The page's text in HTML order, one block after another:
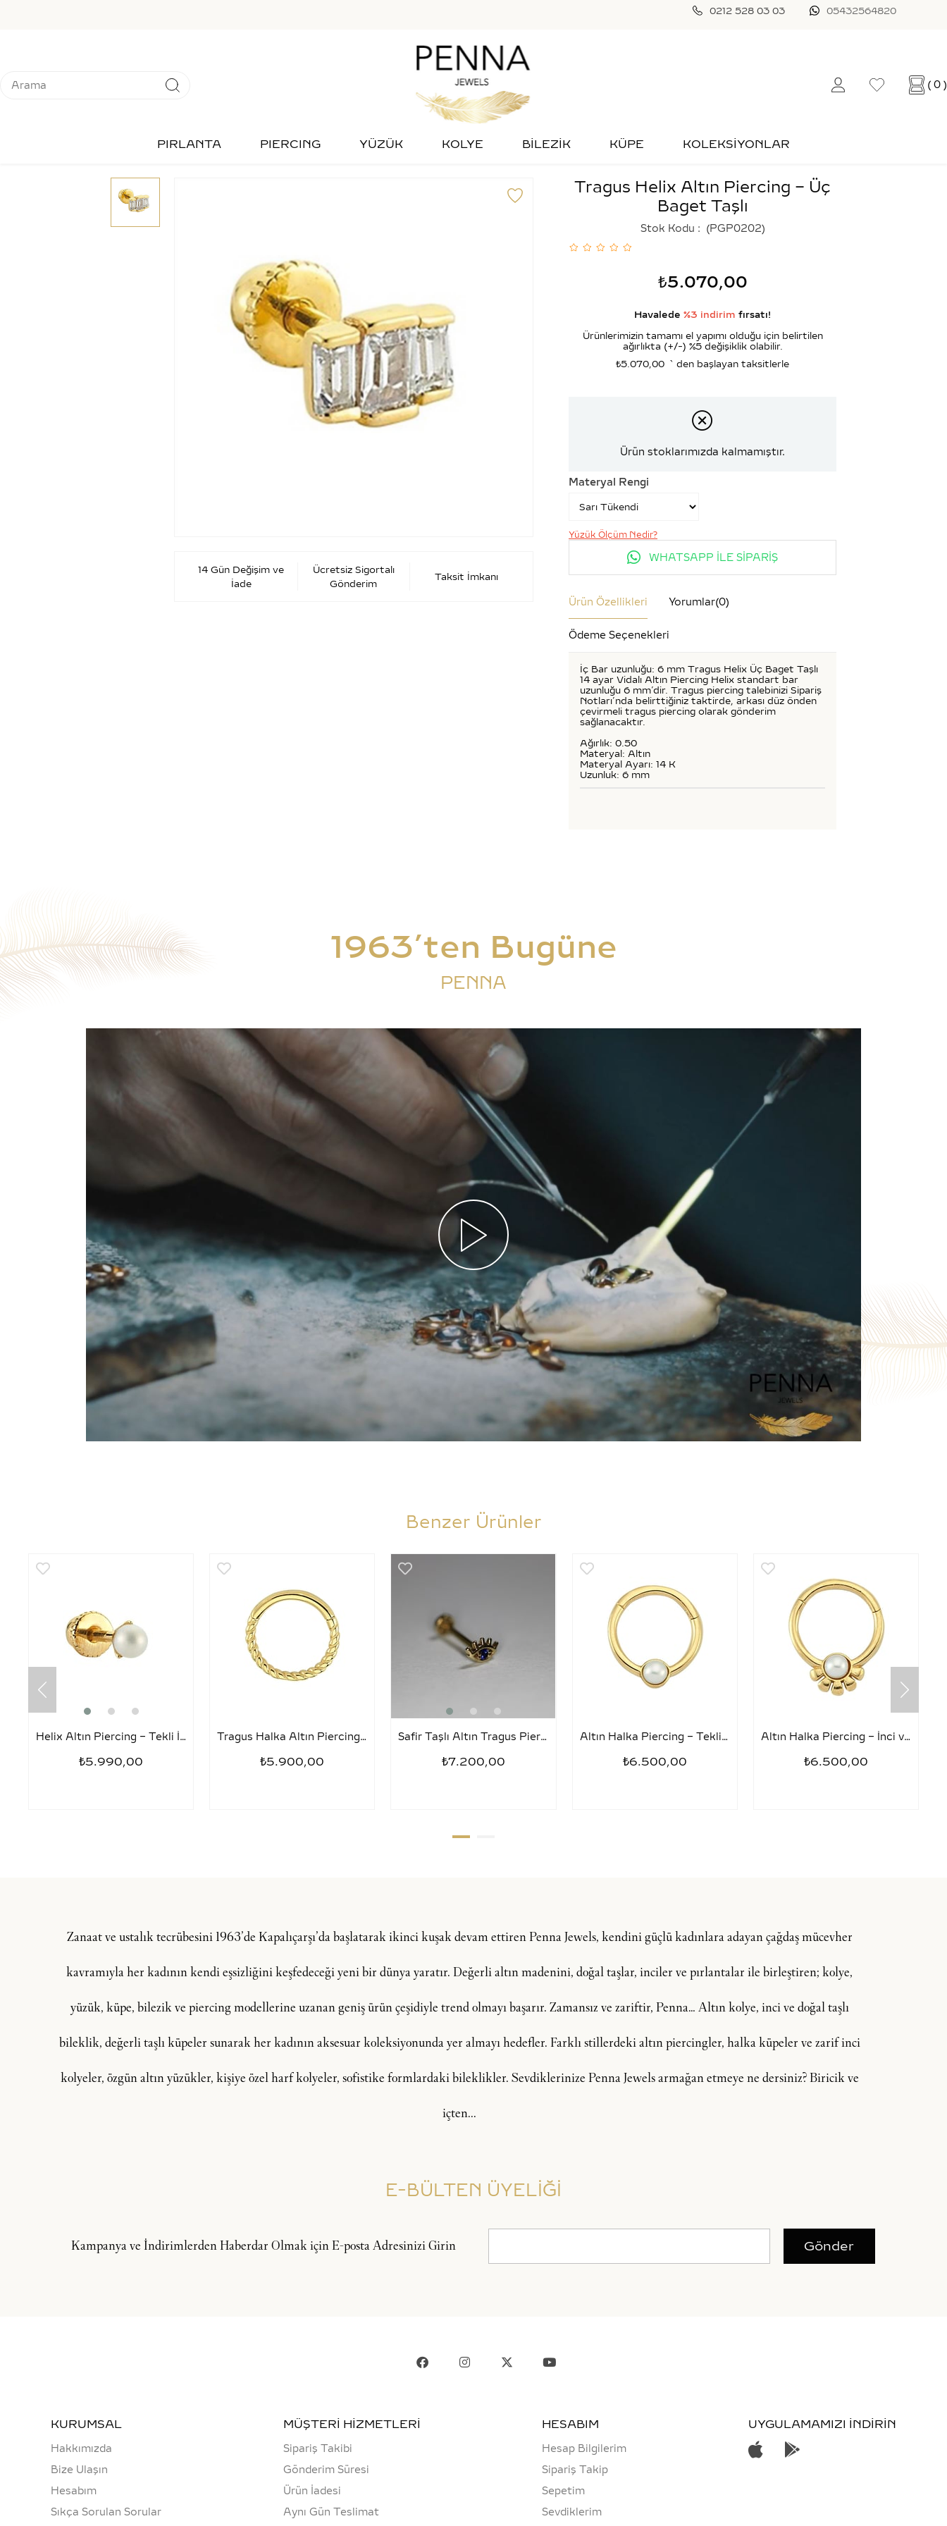
0212 528 03 03 05432564820
0
PIRLANTA PIERCING YÜZÜK KOLYE BİLEZİK KÜPE KOLEKSİYONLAR
14 Gün Değişim ve
İade
Ücretsiz Sigortalı
Gönderim
Taksit İmkanı
Tragus Helix Altın Piercing – Üç
Baget Taşlı
Stok Kodu (PGP0202)
₺5.070,00
Havalede %3 indirim fırsatı!
Ürünlerimizin tamamı el yapımı olduğu için belirtilen
ağırlıkta (+/-) %5 değişiklik olabilir.
₺5.070,00 `den başlayan taksitlerle
Ürün stoklarımızda kalmamıştır.
Materyal Rengi
Yüzük Ölçüm Nedir?
WHATSAPP İLE SİPARİŞ
Ürün Özellikleri Yorumlar(0)
Ödeme Seçenekleri
İç Bar uzunluğu: 6 mm Tragus Helix Üç Baget Taşlı
14 ayar Vidalı Altın Piercing Helix standart bar
uzunluğu 6 mm’dir. Tragus piercing talebinizi Sipariş
Notları’nda belirttiğiniz taktirde, arkası düz önden
çevirmeli tragus piercing olarak gönderim
sağlanacaktır.
Ağırlık: 0.50
Materyal: Altın
Materyal Ayarı: 14 K
Uzunluk: 6 mm
1963’ten Bugüne
PENNA
Benzer Ürünler
Helix Altın Piercing – Tekli İnci
₺5.990,00
Tragus Halka Altın Piercing – Sezar
₺5.900,00
Safir Taşlı Altın Tragus Piercing – Kirpik
₺7.200,00
Altın Halka Piercing – Tekli İnci
₺6.500,00
Altın Halka Piercing – İnci ve Yarım Papatya
₺6.500,00
Zanaat ve ustalık tecrübesini 1963’de Kapalıçarşı’da başlatarak ikinci kuşak devam ettiren Penna Jewels, kendini güçlü kadınlara adayan çağdaş mücevher
kavramıyla her kadının kendi eşsizliğini keşfedeceği yeni bir dünya yaratır. Değerli altın madenini, doğal taşlar, inciler ve pırlantalar ile birleştiren; kolye,
yüzük, küpe, bilezik ve piercing modellerine uzanan geniş ürün çeşidiyle trend olmayı başarır. Zamansız ve zariftir, Penna… Altın kolye, inci ve doğal taşlı
bileklik, değerli taşlı küpeler sunarak her kadının aksesuar koleksiyonunda yer almayı hedefler. Farklı stillerdeki altın piercingler, halka küpeler ve zarif inci
kolyeler, özgün altın yüzükler, kişiye özel harf kolyeler, sofistike formlardaki bileklikler. Sevdiklerinize Penna Jewels armağan etmeye ne dersiniz? Biricik ve
içten...
E-BÜLTEN ÜYELİĞİ
Kampanya ve İndirimlerden Haberdar Olmak için E-posta Adresinizi Girin Gönder
KURUMSAL
Hakkımızda
Bize Ulaşın
Hesabım
Sıkça Sorulan Sorular
MÜŞTERİ HİZMETLERİ
Sipariş Takibi
Gönderim Süresi
Ürün İadesi
Aynı Gün Teslimat
HESABIM
Hesap Bilgilerim
Sipariş Takip
Sepetim
Sevdiklerim
UYGULAMAMIZI İNDİRİN